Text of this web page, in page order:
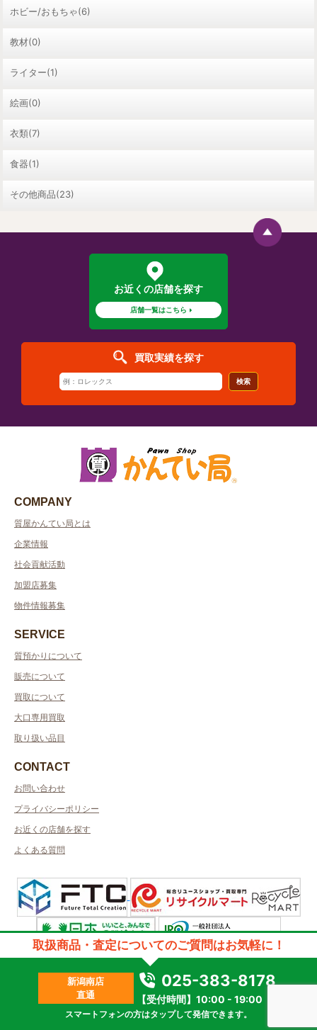
ホビー/おもちゃ(6)
教材(0)
ライター(1)
絵画(0)
衣類(7)
食器(1)
その他商品(23)
お近くの店舗を探す
店舗一覧はこちら
買取実績を探す
検索
COMPANY
質屋かんてい局とは
企業情報
社会貢献活動
加盟店募集
物件情報募集
SERVICE
質預かりについて
販売について
買取について
大口専用買取
取り扱い品目
CONTACT
お問い合わせ
プライバシーポリシー
お近くの店舗を探す
よくある質問
許可管轄：新潟県公安委員会
古物商許可番号：第461010001269号／取得者名：株式会社デザート
2023 © kanteikyoku.jp allrights reseved.
取扱商品・査定についてのご質問はお気軽に！
新潟南店
直通
025-383-8178
【受付時間】10:00 - 19:00
スマートフォンの方はタップして発信できます。